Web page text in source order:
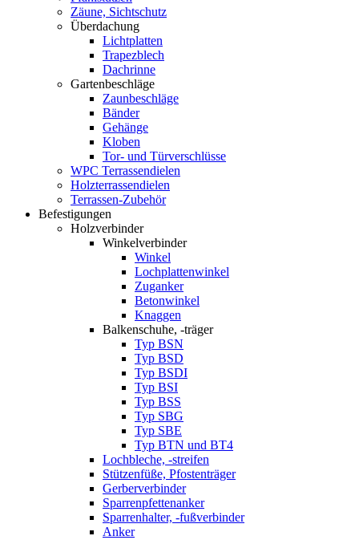
Zäune, Sichtschutz
Überdachung
Lichtplatten
Trapezblech
Dachrinne
Gartenbeschläge
Zaunbeschläge
Bänder
Gehänge
Kloben
Tor- und Türverschlüsse
WPC Terrassendielen
Holzterrassendielen
Terrassen-Zubehör
Befestigungen
Holzverbinder
Winkelverbinder
Winkel
Lochplattenwinkel
Zuganker
Betonwinkel
Knaggen
Balkenschuhe, -träger
Typ BSN
Typ BSD
Typ BSDI
Typ BSI
Typ BSS
Typ SBG
Typ SBE
Typ BTN und BT4
Lochbleche, -streifen
Stützenfüße, Pfostenträger
Gerberverbinder
Sparrenpfettenanker
Sparrenhalter, -fußverbinder
Anker